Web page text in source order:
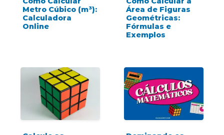
Metro Cúbico (m³):
Calculadora
Online
Área de Figuras
Geométricas:
Fórmulas e
Exemplos